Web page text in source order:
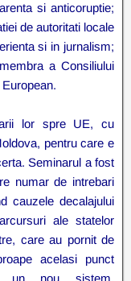
sianticoruptie;
de autoritati locale
si in jurnalism;
a Consiliului
lor spre UE, cu
pentru care e
Seminarul a fost
numar de intrebari
cauzele decalajului
ale statelor
care au pornit de
acelasi punct